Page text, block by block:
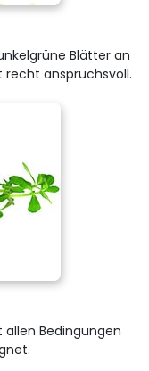
Blätter an
anspruchsvoll.
Bedingungen